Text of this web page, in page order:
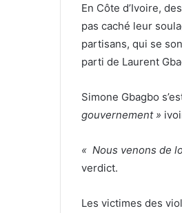
En Côte d’Ivoire,
pas caché leur
partisans, qui se
parti de Laurent
Simone Gbagbo
gouvernement »
« Nous venons de
verdict.
Les victimes des